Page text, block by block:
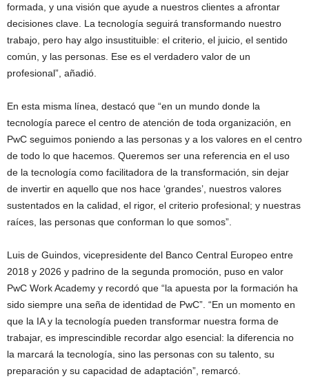
formada, y una visión que ayude a nuestros clientes a afrontar
decisiones clave. La tecnología seguirá transformando nuestro
trabajo, pero hay algo insustituible: el criterio, el juicio, el sentido
común, y las personas. Ese es el verdadero valor de un
profesional”, añadió.
En esta misma línea, destacó que “en un mundo donde la
tecnología parece el centro de atención de toda organización, en
PwC seguimos poniendo a las personas y a los valores en el centro
de todo lo que hacemos. Queremos ser una referencia en el uso
de la tecnología como facilitadora de la transformación, sin dejar
de invertir en aquello que nos hace ‘grandes’, nuestros valores
sustentados en la calidad, el rigor, el criterio profesional; y nuestras
raíces, las personas que conforman lo que somos”.
Luis de Guindos, vicepresidente del Banco Central Europeo entre
2018 y 2026 y padrino de la segunda promoción, puso en valor
PwC Work Academy y recordó que “la apuesta por la formación ha
sido siempre una seña de identidad de PwC”. “En un momento en
que la IA y la tecnología pueden transformar nuestra forma de
trabajar, es imprescindible recordar algo esencial: la diferencia no
la marcará la tecnología, sino las personas con su talento, su
preparación y su capacidad de adaptación”, remarcó.